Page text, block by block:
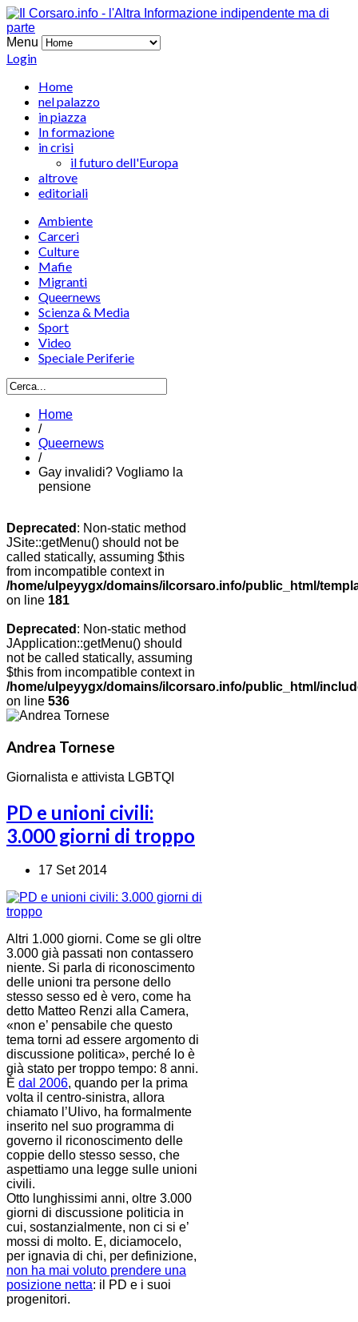
Menu
Login
Home
nel palazzo
in piazza
In formazione
in crisi
il futuro dell'Europa
altrove
editoriali
Ambiente
Carceri
Culture
Mafie
Migranti
Queernews
Scienza & Media
Sport
Video
Speciale Periferie
Home
/
Queernews
/
Gay invalidi? Vogliamo la
pensione
Deprecated : Non-static method
JSite::getMenu() should not be
called statically, assuming $this
from incompatible context in
/home/ulpeyygx/domains/ilcorsaro.info/public_html/
on line 181
Deprecated : Non-static method
JApplication::getMenu() should
not be called statically, assuming
$this from incompatible context in
/home/ulpeyygx/domains/ilcorsaro.info/public_html/
on line 536
Andrea Tornese
Giornalista e attivista LGBTQI
PD e unioni civili:
3.000 giorni di troppo
17 Set 2014
Altri 1.000 giorni. Come se gli oltre
3.000 già passati non contassero
niente. Si parla di riconoscimento
delle unioni tra persone dello
stesso sesso ed è vero, come ha
detto Matteo Renzi alla Camera,
«non e’ pensabile che questo
tema torni ad essere argomento di
discussione politica», perché lo è
già stato per troppo tempo: 8 anni.
È dal 2006, quando per la prima
volta il centro-sinistra, allora
chiamato l’Ulivo, ha formalmente
inserito nel suo programma di
governo il riconoscimento delle
coppie dello stesso sesso, che
aspettiamo una legge sulle unioni
civili.
Otto lunghissimi anni, oltre 3.000
giorni di discussione politicia in
cui, sostanzialmente, non ci si e’
mossi di molto. E, diciamocelo,
per ignavia di chi, per definizione,
non ha mai voluto prendere una
posizione netta: il PD e i suoi
progenitori.